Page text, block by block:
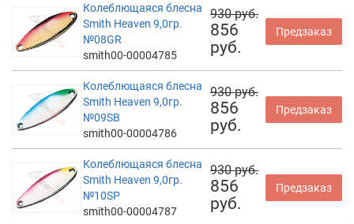
Колеблющаяся блесна
Smith Heaven 9,0гр.
№08GR
smith00-00004785
930 руб.
856
руб.
Предзаказ
Колеблющаяся блесна
Smith Heaven 9,0гр.
№09SB
smith00-00004786
930 руб.
856
руб.
Предзаказ
Колеблющаяся блесна
Smith Heaven 9,0гр.
№10SP
smith00-00004787
930 руб.
856
руб.
Предзаказ